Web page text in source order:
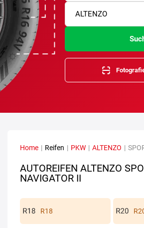
ALTENZO
Home | Reifen | PKW | ALTENZO |
AUTOREIFEN ALTENZO
NAVIGATOR II
R18